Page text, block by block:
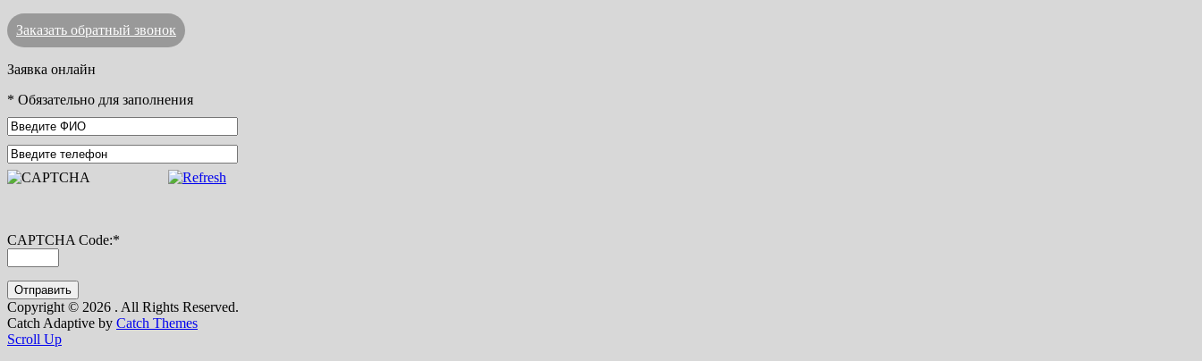
Заказать обратный звонок
Заявка онлайн
* Обязательно для заполнения
CAPTCHA Code:*
Copyright © 2026 . All Rights Reserved.
Catch Adaptive by Catch Themes
Scroll Up